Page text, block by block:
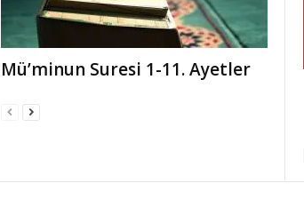
Mü’minun Suresi 1-11. Ayetler